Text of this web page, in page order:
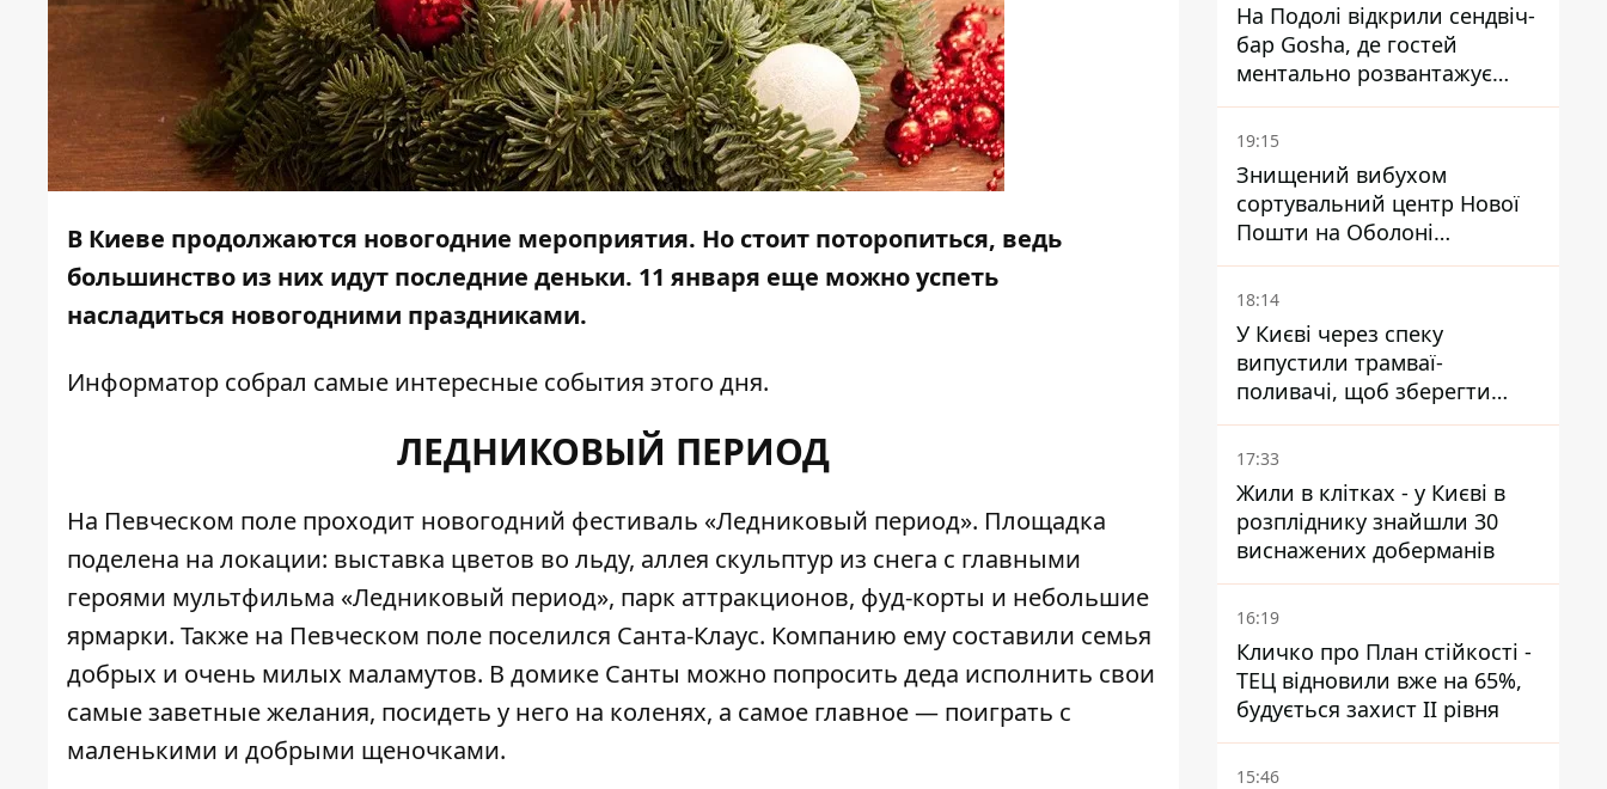
В Киеве продолжаются новогодние мероприятия. Но стоит поторопиться, ведь
большинство из них идут последние деньки. 11 января еще можно успеть
насладиться новогодними праздниками.
Информатор собрал самые интересные события этого дня.
ЛЕДНИКОВЫЙ ПЕРИОД
На Певческом поле проходит новогодний фестиваль «Ледниковый период». Площадка
поделена на локации: выставка цветов во льду, аллея скульптур из снега с главными
героями мультфильма «Ледниковый период», парк аттракционов, фуд-корты и небольшие
ярмарки. Также на Певческом поле поселился Санта-Клаус. Компанию ему составили семья
добрых и очень милых маламутов. В домике Санты можно попросить деда исполнить свои
самые заветные желания, посидеть у него на коленях, а самое главное — поиграть с
маленькими и добрыми щеночками.
На Подолі відкрили сендвіч-
бар Gosha, де гостей
ментально розвантажує
акула
19:15
Знищений вибухом
сортувальний центр Нової
Пошти на Оболоні
запрацював - видають
посилки
18:14
У Києві через спеку
випустили трамваї-
поливачі, щоб зберегти
рейки від деформації
17:33
Жили в клітках - у Києві в
розпліднику знайшли 30
виснажених доберманів
16:19
Кличко про План стійкості -
ТЕЦ відновили вже на 65%,
будується захист ІІ рівня
15:46